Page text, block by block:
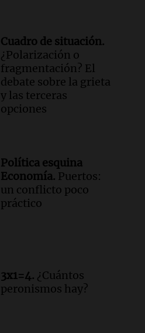
Cuadro de situación.
¿Polarización o
fragmentación? El
debate sobre la grieta
y las terceras
opciones
Política esquina
Economía. Puertos:
un conflicto poco
práctico
3x1=4. ¿Cuántos
peronismos hay?